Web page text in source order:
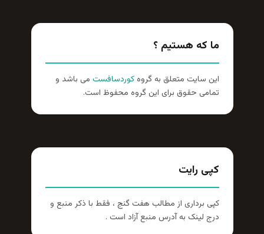
ما که هستیم ؟
این سایت متعلق به گروهکوردسافست می باشد و
تمامی حقوق برای این گروه محفوظ است.
کپی رایت
کپی برداری از مطالب هفت گنج ، فقط با ذکر منبع و
درج لینک به آدرس منبع آزاد است .